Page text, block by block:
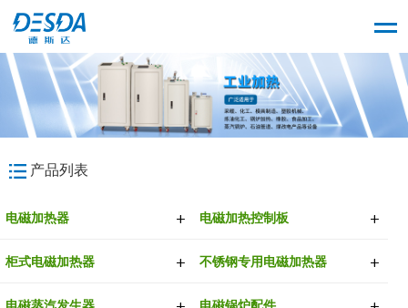
产品列表
电磁加热器 电磁加热控制板
柜式电磁加热器 不锈钢专用电磁加热器